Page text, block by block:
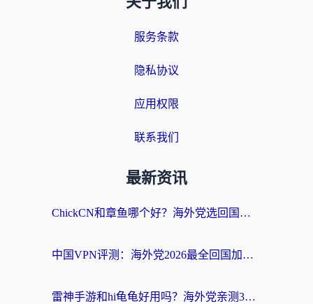
服务条款
隐私协议
应用权限
联系我们
最新资讯
ChickCN和章鱼哪个好？海外党选回国加速器的3个关键维度 + 实用避坑指南
中国VPN评测：海外党2026最全回国加速器选择指南，告别地区限制不踩坑
雷神手游和hi龟龟好用吗？海外党亲测3款回国加速器，教你选对国外到国内加速器